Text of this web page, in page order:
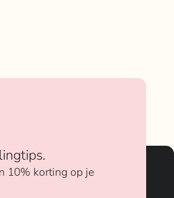
10% korting op je